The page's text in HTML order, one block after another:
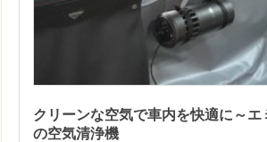
クリーンな空気で車内を快適に～エ
の空気清浄機